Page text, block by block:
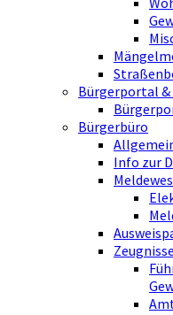
Bürgerportal
Bürgerbüro
Info zur